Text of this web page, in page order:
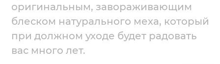
оригинальным, завораживающим
блеском натурального меха, который
при должном уходе будет радовать
вас много лет.